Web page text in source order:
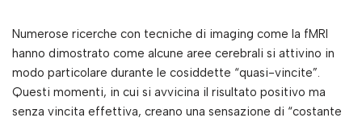
Numerose ricerche con tecniche di imaging come la fMRI
hanno dimostrato come alcune aree cerebrali si attivino in
modo particolare durante le cosiddette “quasi-vincite”.
Questi momenti, in cui si avvicina il risultato positivo ma
senza vincita effettiva, creano una sensazione di “costante